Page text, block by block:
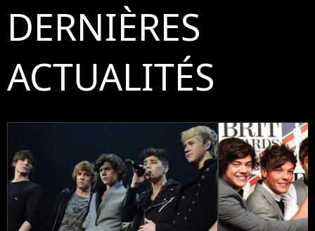
DERNIÈRES
ACTUALITÉS